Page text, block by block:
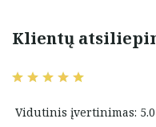
Klientų
Vidutinis įvertinimas: 5.0